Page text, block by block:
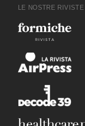
LE NOSTRE RIVISTE